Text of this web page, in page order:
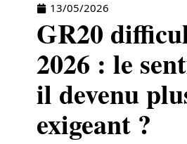
13/05/2026
GR20
2026 : le
il devenu
exigeant ?